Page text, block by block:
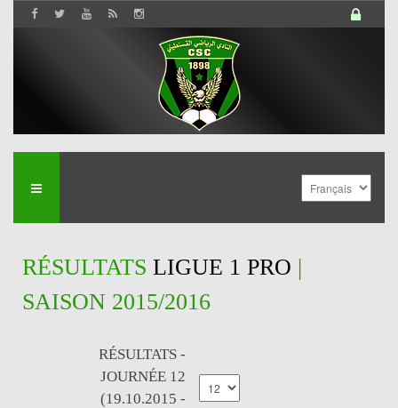
RÉSULTATS LIGUE 1 PRO |
SAISON 2015/2016
RÉSULTATS -
JOURNÉE 12
(19.10.2015 -